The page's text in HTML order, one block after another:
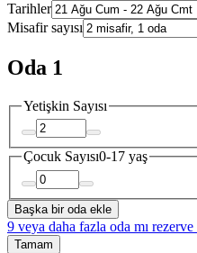
Tarihler
Misafir sayısı
Oda 1
Yetişkin Sayısı
Çocuk Sayısı0-17 yaş
Başka bir oda ekle
9 veya daha fazla oda mı
Tamam